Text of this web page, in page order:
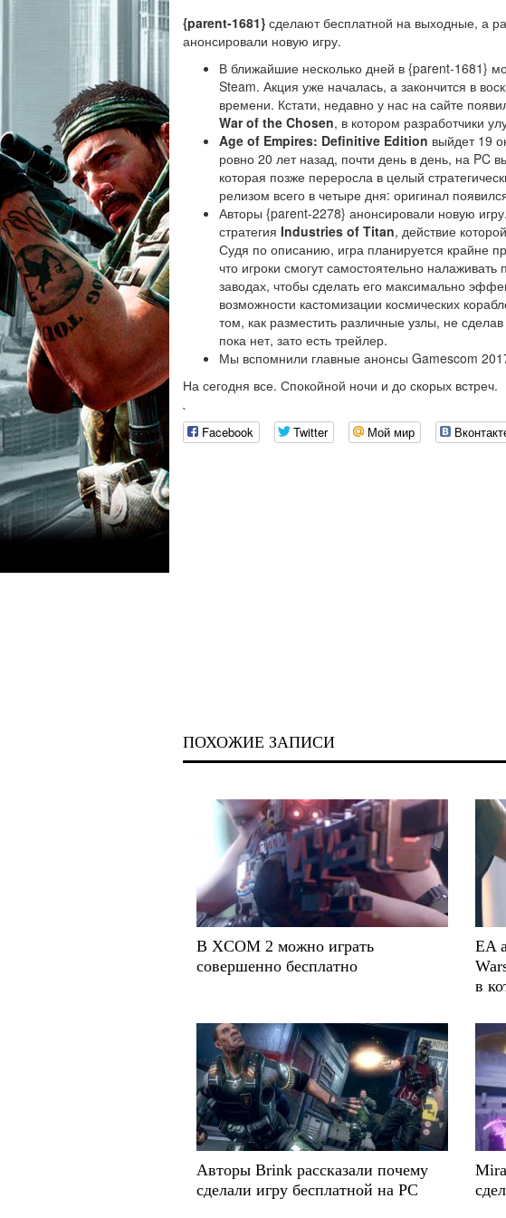
{parent-1681} сделают бесплатной на выходные, а
анонсировали новую игру.
В ближайшие несколько дней в {parent-1681}
Steam. Акция уже началась, а закончится в
времени. Кстати, недавно у нас на сайте
War of the Chosen, в котором разработчики
Age of Empires: Definitive Edition выйдет 19
ровно 20 лет назад, почти день в день, на PC
которая позже переросла в целый
релизом всего в четыре дня: оригинал
Авторы {parent-2278} анонсировали новую
стратегия Industries of Titan, действие
Судя по описанию, игра планируется крайне
что игроки смогут самостоятельно налаживать
заводах, чтобы сделать его максимально
возможности кастомизации космических
том, как разместить различные узлы, не
пока нет, зато есть трейлер.
Мы вспомнили главные анонсы Gamescom
На сегодня все. Спокойной ночи и до скорых встреч.
`
Facebook Twitter Мой мир
ПОХОЖИЕ ЗАПИСИ
В XCOM 2 можно играть
совершенно бесплатно
EA
в
Авторы Brink рассказали почему
сделали игру бесплатной на PC